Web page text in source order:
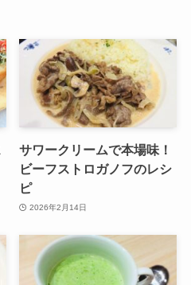
サワークリームで本場味！
ビーフストロガノフのレシ
ピ
2026年2月14日